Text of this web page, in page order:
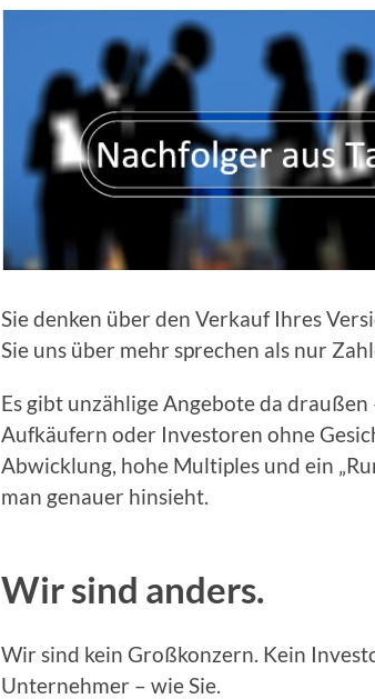
Sie denken über den Verkauf Ihres
Sie uns über mehr sprechen als nur
Es gibt unzählige Angebote da
Aufkäufern oder Investoren ohne
Abwicklung, hohe Multiples und ein
man genauer hinsieht.
Wir sind anders.
Wir sind kein Großkonzern. Kein
Unternehmer – wie Sie.